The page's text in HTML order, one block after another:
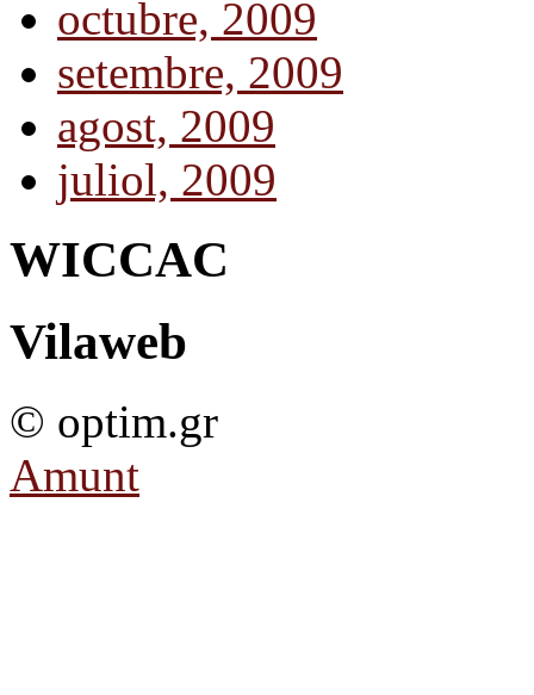
octubre, 2009
setembre, 2009
agost, 2009
juliol, 2009
WICCAC
Vilaweb
© optim.gr
Amunt